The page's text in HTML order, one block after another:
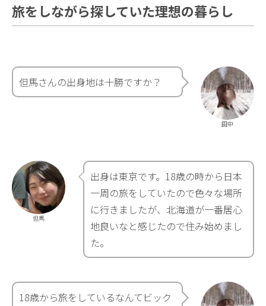
旅をしながら探していた理想の暮らし
田中
但馬さんの出身地は十勝ですか？
但馬
出身は東京です。18歳の時から日本
一周の旅をしていたので色々な場所
に行きましたが、北海道が一番居心
地良いなと感じたので住み始めまし
た。
18歳から旅をしているなんてビック